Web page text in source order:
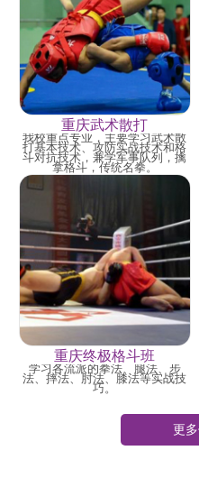
重庆武术散打
我校重点专业，主要学习武术散
打基本技术、攻防实战技术和格
斗对抗技术，兼学军事队列，擒
拿格斗，传统名拳。
重庆终极格斗班
学习各流派的拳法、腿法、步
法、摔法、肘法、膝法等实战技
巧。
更